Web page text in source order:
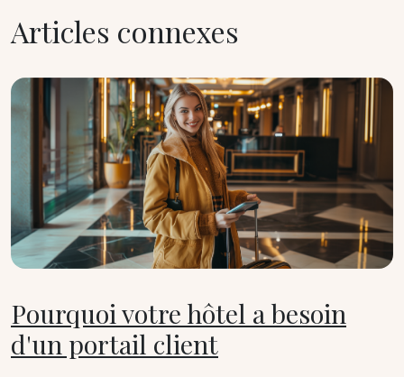
Articles connexes
Pourquoi votre hôtel a besoin
d'un portail client